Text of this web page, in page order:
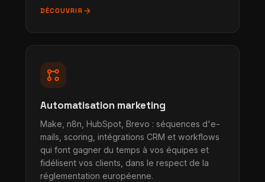
DÉCOUVRIR arrow_forward
linked_services
Automatisation marketing
Make, n8n, HubSpot, Brevo : séquences d'e-
mails, scoring, intégrations CRM et workflows
qui font gagner du temps à vos équipes et
fidélisent vos clients, dans le respect de la
réglementation européenne.